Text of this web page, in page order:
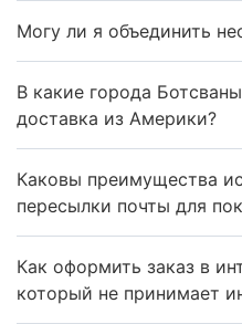
Могу ли я объединить
В какие города
доставка из Америки?
Каковы преимущества
пересылки почты для
Как оформить заказ в
который не принимает